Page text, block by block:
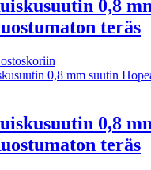
0,8
teräs
0,8
teräs